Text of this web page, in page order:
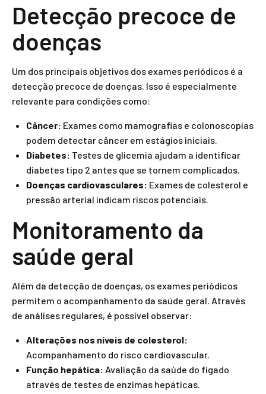
Detecção precoce de
doenças
Um dos principais objetivos dos exames periódicos é a
detecção precoce de doenças. Isso é especialmente
relevante para condições como:
Câncer: Exames como mamografias e colonoscopias
podem detectar câncer em estágios iniciais.
Diabetes: Testes de glicemia ajudam a identificar
diabetes tipo 2 antes que se tornem complicados.
Doenças cardiovasculares: Exames de colesterol e
pressão arterial indicam riscos potenciais.
Monitoramento da
saúde geral
Além da detecção de doenças, os exames periódicos
permitem o acompanhamento da saúde geral. Através
de análises regulares, é possível observar:
Alterações nos níveis de colesterol:
Acompanhamento do risco cardiovascular.
Função hepática: Avaliação da saúde do fígado
através de testes de enzimas hepáticas.